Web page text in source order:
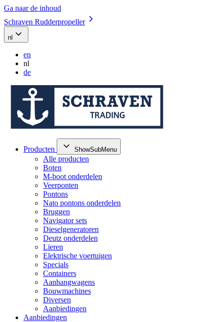
Ga naar de inhoud
Schraven Rudderpropeller
nl
en
nl
de
Producten ShowSubMenu
Alle producten
Boten
M-boot onderdelen
Veerponten
Pontons
Nato pontons onderdelen
Bruggen
Navigator sets
Dieselgeneratoren
Deutz onderdelen
Lieren
Elektrische voertuigen
Specials
Containers
Aanhangwagens
Bouwmachines
Diversen
Aanbiedingen
Aanbiedingen